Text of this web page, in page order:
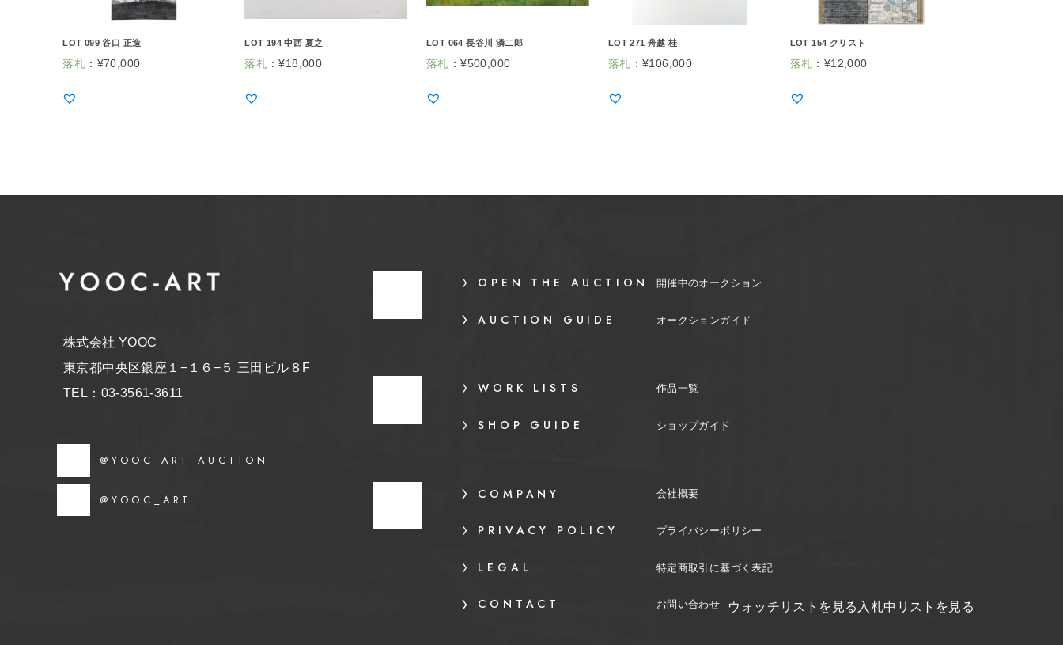
LOT 099 谷口 正造
落札 ： ¥70,000
LOT 194 中西 夏之
落札：¥18,000
LOT 064 長谷川 潾二郎
落札 ：¥500,000
LOT 271 舟越 桂
落札 ： ¥106,000
LOT 154 クリスト
落札 ： ¥12,000
株式会社 YOOC
東京都中央区銀座１−１６−５ 三田ビル８F
TEL：03-3561-3611
@YOOC ART AUCTION
@YOOC_ART
OPEN THE AUCTION 開催中のオークション
AUCTION GUIDE オークションガイド
WORK LISTS 作品一覧
SHOP GUIDE ショップガイド
COMPANY 会社概要
PRIVACY POLICY プライバシーポリシー
LEGAL 特定商取引に基づく表記
CONTACT お問い合わせ ウォッチリストを見る 入札中リストを見る